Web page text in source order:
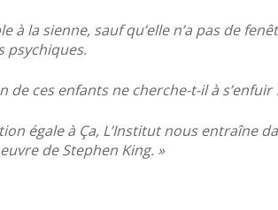
à la sienne, sauf qu’elle n’a pas de
psychiques.
de ces enfants ne cherche-t-il à s’enfuir
égale à Ça, L’Institut nous entraîne
de Stephen King. »